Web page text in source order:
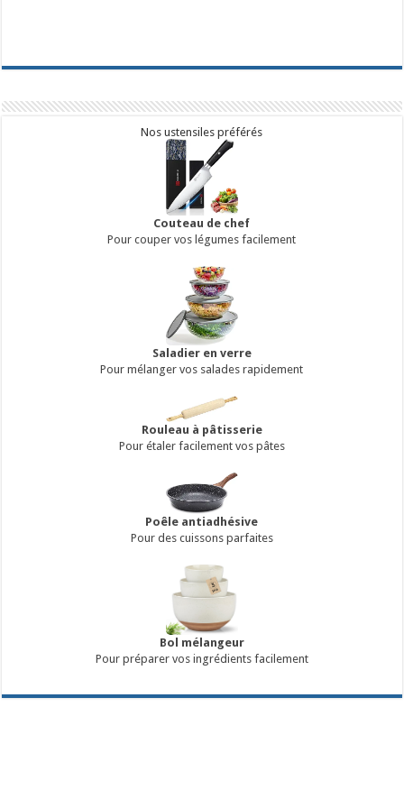
Nos ustensiles préférés
Couteau de chef
Pour couper vos légumes facilement
Saladier en verre
Pour mélanger vos salades rapidement
Rouleau à pâtisserie
Pour étaler facilement vos pâtes
Poêle antiadhésive
Pour des cuissons parfaites
Bol mélangeur
Pour préparer vos ingrédients facilement